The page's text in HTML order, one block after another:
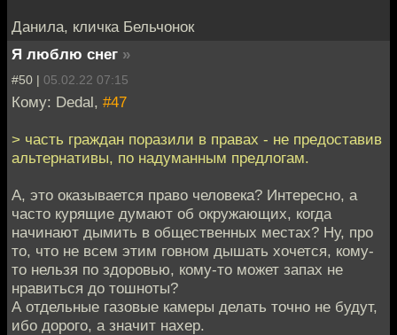
Данила, кличка Бельчонок
Я люблю снег »
#50 | 05.02.22 07:15
Кому: Dedal, #47
> часть граждан поразили в правах - не предоставив
альтернативы, по надуманным предлогам.
А, это оказывается право человека? Интересно, а
часто курящие думают об окружающих, когда
начинают дымить в общественных местах? Ну, про
то, что не всем этим говном дышать хочется, кому-
то нельзя по здоровью, кому-то может запах не
нравиться до тошноты?
А отдельные газовые камеры делать точно не будут,
ибо дорого, а значит нахер.